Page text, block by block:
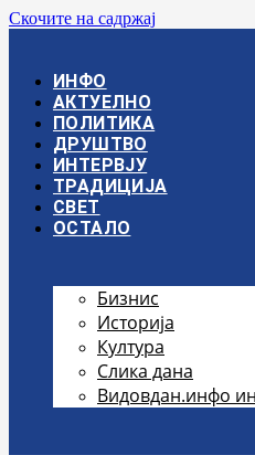
Скочите на садржај
ИНФО
АКТУЕЛНО
ПОЛИТИКА
ДРУШТВО
ИНТЕРВЈУ
ТРАДИЦИЈА
СВЕТ
ОСТАЛО
Бизнис
Историја
Култура
Слика дана
Видовдан.инфо